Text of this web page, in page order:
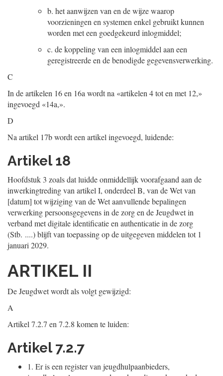
b. het aanwijzen van en de wijze waarop
voorzieningen en systemen enkel gebruikt kunnen
worden met een goedgekeurd inlogmiddel;
c. de koppeling van een inlogmiddel aan een
geregistreerde en de benodigde gegevensverwerking.
C
In de artikelen 16 en 16a wordt na «artikelen 4 tot en met 12,»
ingevoegd «14a,».
D
Na artikel 17b wordt een artikel ingevoegd, luidende:
Artikel 18
Hoofdstuk 3 zoals dat luidde onmiddellijk voorafgaand aan de
inwerkingtreding van artikel I, onderdeel B, van de Wet van
[datum] tot wijziging van de Wet aanvullende bepalingen
verwerking persoonsgegevens in de zorg en de Jeugdwet in
verband met digitale identificatie en authenticatie in de zorg
(Stb. ....) blijft van toepassing op de uitgegeven middelen tot 1
januari 2029.
ARTIKEL II
De Jeugdwet wordt als volgt gewijzigd:
A
Artikel 7.2.7 en 7.2.8 komen te luiden:
Artikel 7.2.7
1. Er is een register van jeugdhulpaanbieders,